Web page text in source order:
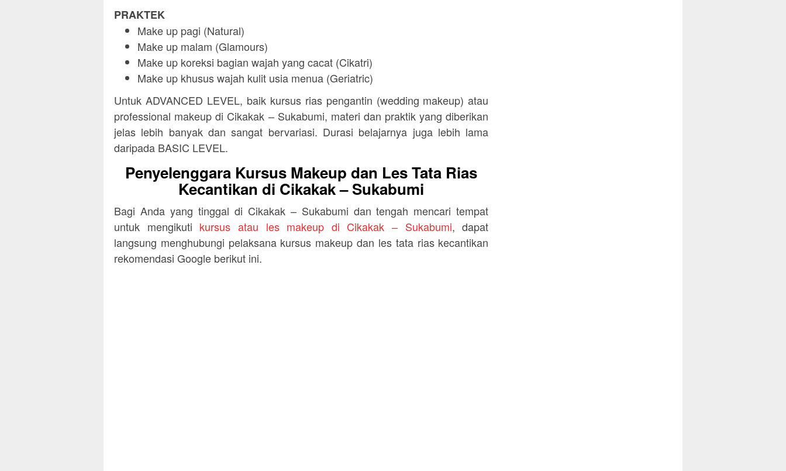
PRAKTEK
Make up pagi (Natural)
Make up malam (Glamours)
Make up koreksi bagian wajah yang cacat (Cikatri)
Make up khusus wajah kulit usia menua (Geriatric)
Untuk ADVANCED LEVEL, baik kursus rias pengantin (wedding makeup) atau
professional makeup di Cikakak – Sukabumi, materi dan praktik yang diberikan
jelas lebih banyak dan sangat bervariasi. Durasi belajarnya juga lebih lama
daripada BASIC LEVEL.
Penyelenggara Kursus Makeup dan Les Tata Rias
Kecantikan di Cikakak – Sukabumi
Bagi Anda yang tinggal di Cikakak – Sukabumi dan tengah mencari tempat
untuk mengikuti kursus atau les makeup di Cikakak – Sukabumi, dapat
langsung menghubungi pelaksana kursus makeup dan les tata rias kecantikan
rekomendasi Google berikut ini.